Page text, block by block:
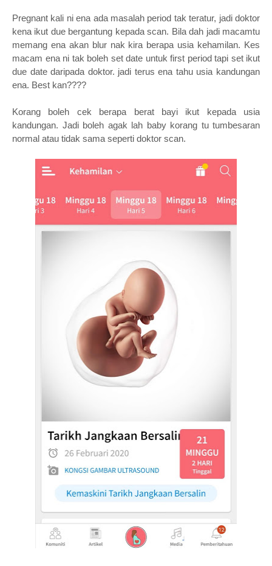
Pregnant kali ni ena ada masalah period tak teratur, jadi doktor
kena ikut due bergantung kepada scan. Bila dah jadi macamtu
memang ena akan blur nak kira berapa usia kehamilan. Kes
macam ena ni tak boleh set date untuk first period tapi set ikut
due date daripada doktor. jadi terus ena tahu usia kandungan
ena. Best kan????
Korang boleh cek berapa berat bayi ikut kepada usia
kandungan. Jadi boleh agak lah baby korang tu tumbesaran
normal atau tidak sama seperti doktor scan.